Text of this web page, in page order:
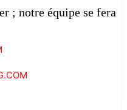
; notre équipe se fera